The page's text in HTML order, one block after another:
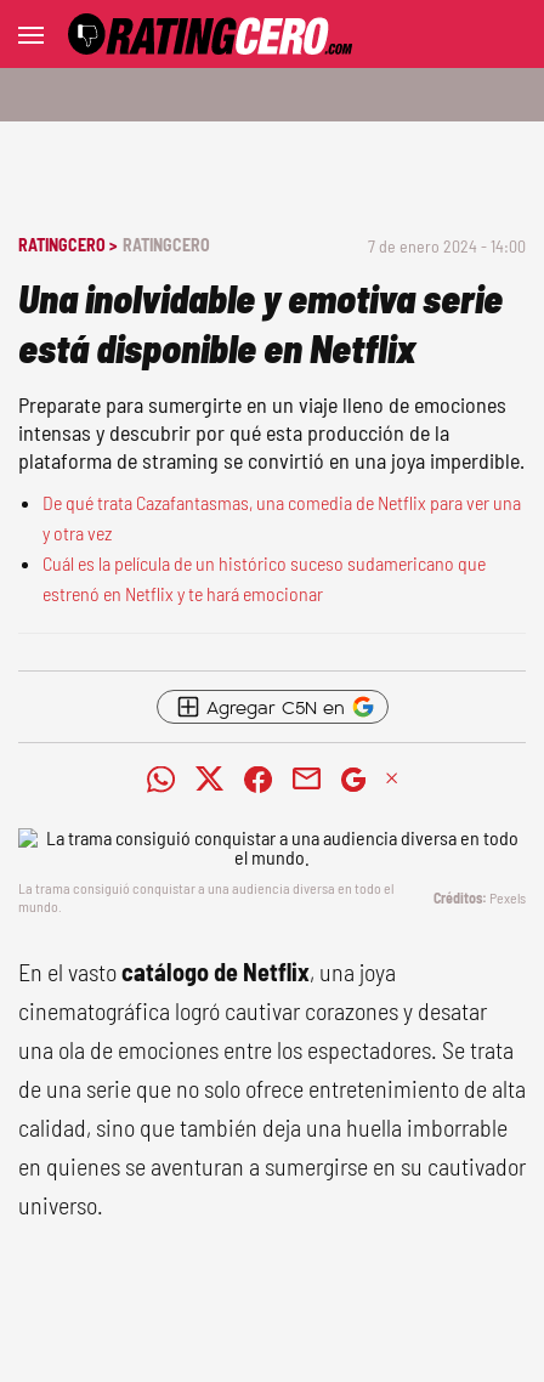
RATINGCERO > RATINGCERO 7 de enero 2024 - 14:00
Una inolvidable y emotiva serie
está disponible en Netflix
Preparate para sumergirte en un viaje lleno de emociones
intensas y descubrir por qué esta producción de la
plataforma de straming se convirtió en una joya imperdible.
De qué trata Cazafantasmas, una comedia de Netflix para ver una
y otra vez
Cuál es la película de un histórico suceso sudamericano que
estrenó en Netflix y te hará emocionar
Agregar C5N en
La trama consiguió conquistar a una audiencia diversa en todo el
mundo.
Pexels
En el vastocatálogo de Netflix, una joya
cinematográfica logró cautivar corazones y desatar
una ola de emociones entre los espectadores. Se trata
de una serie que no solo ofrece entretenimiento de alta
calidad, sino que también deja una huella imborrable
en quienes se aventuran a sumergirse en su cautivador
universo.